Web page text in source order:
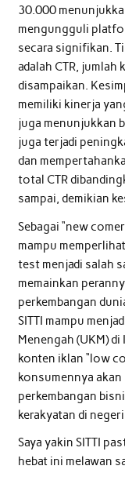
30.000
mengungguli
secara signifikan.
adalah CTR,
disampaikan.
memiliki kinerja
juga menunjukkan
juga terjadi
dan
total CTR
sampai, demikian
Sebagai “new
mampu
test menjadi salah
memainkan
perkembangan
SITTI mampu
Menengah (UKM)
konten iklan “low
konsumennya akan
perkembangan
kerakyatan di
Saya yakin SITTI
hebat ini melawan